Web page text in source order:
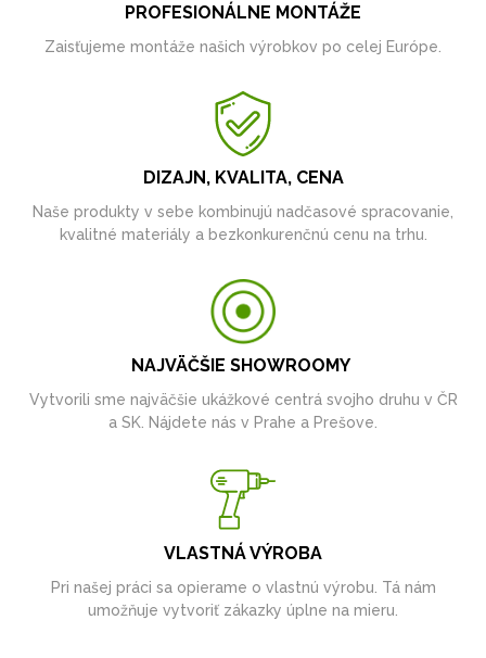
PROFESIONÁLNE MONTÁŽE
Zaisťujeme montáže našich výrobkov po celej Európe.
DIZAJN, KVALITA, CENA
Naše produkty v sebe kombinujú nadčasové spracovanie,
kvalitné materiály a bezkonkurenčnú cenu na trhu.
NAJVÄČŠIE SHOWROOMY
Vytvorili sme najväčšie ukážkové centrá svojho druhu v ČR
a SK. Nájdete nás v Prahe a Prešove.
VLASTNÁ VÝROBA
Pri našej práci sa opierame o vlastnú výrobu. Tá nám
umožňuje vytvoriť zákazky úplne na mieru.